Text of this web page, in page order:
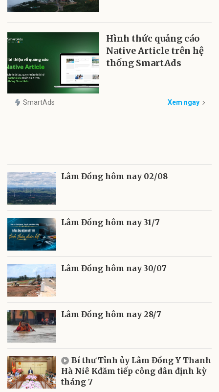
Hình thức quảng cáo
Native Article trên hệ
thống SmartAds
SmartAds Xem ngay
Lâm Đồng hôm nay 02/08
Lâm Đồng hôm nay 31/7
Lâm Đồng hôm nay 30/07
Lâm Đồng hôm nay 28/7
Bí thư Tỉnh ủy Lâm Đồng Y Thanh
Hà Niê Kđăm tiếp công dân định kỳ
tháng 7